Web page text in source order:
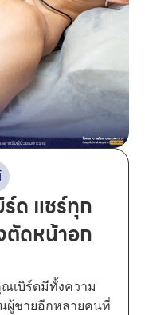
ด แชร์ทุก
ดหน้าอก
เบิร์ดมีทั้งความ
ผู้ชายอีกหลายคนที่